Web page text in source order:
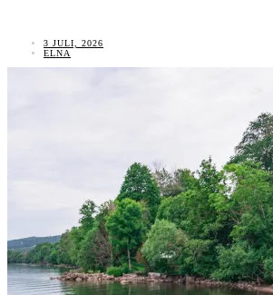
3 JULI, 2026
ELNA